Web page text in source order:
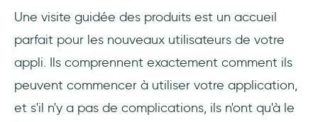
Une visite guidée des produits est un accueil
parfait pour les nouveaux utilisateurs de votre
appli. Ils comprennent exactement comment ils
peuvent commencer à utiliser votre application,
et s'il n'y a pas de complications, ils n'ont qu'à le